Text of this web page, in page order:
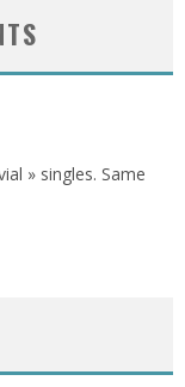
» singles. Same